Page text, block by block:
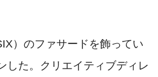
）のファサードを飾ってい
した。クリエイティブディレ